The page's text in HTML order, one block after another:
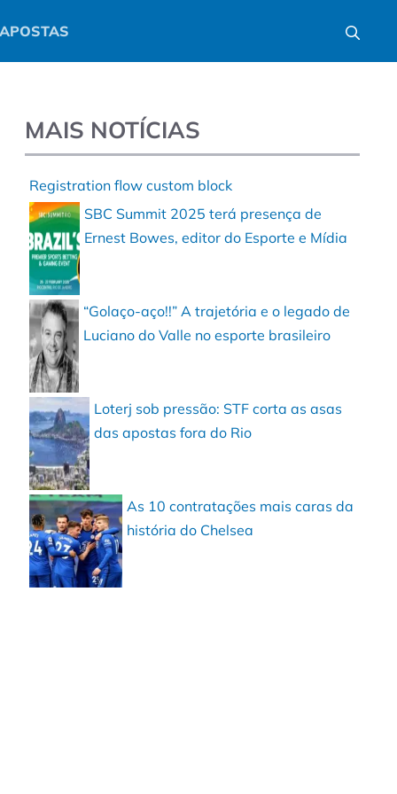
APOSTAS
MAIS NOTÍCIAS
Registration flow custom block
SBC Summit 2025 terá presença de
Ernest Bowes, editor do Esporte e Mídia
“Golaço-aço!!” A trajetória e o legado de
Luciano do Valle no esporte brasileiro
Loterj sob pressão: STF corta as asas
das apostas fora do Rio
As 10 contratações mais caras da
história do Chelsea